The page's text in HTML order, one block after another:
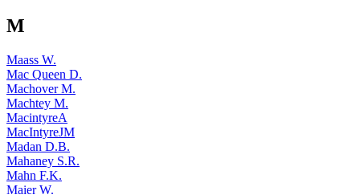
M
Maass W.
Mac Queen D.
Machover M.
Machtey M.
MacintyreA
MacIntyreJM
Madan D.B.
Mahaney S.R.
Mahn F.K.
Maier W.